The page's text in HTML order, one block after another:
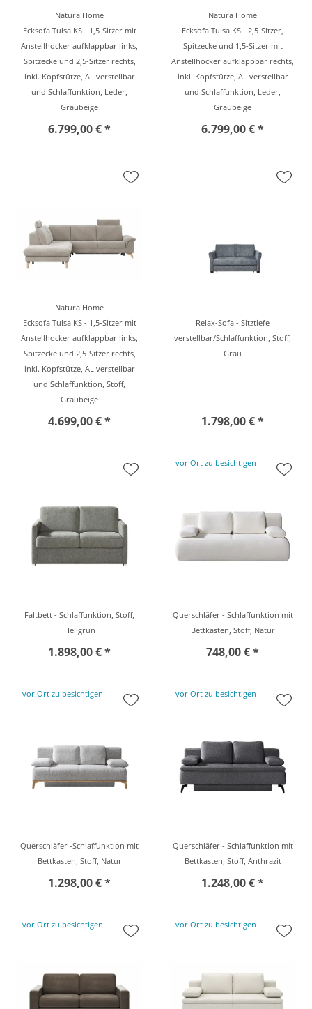
Natura Home
Ecksofa Tulsa KS - 1,5-Sitzer mit
Anstellhocker aufklappbar links,
Spitzecke und 2,5-Sitzer rechts,
inkl. Kopfstütze, AL verstellbar
und Schlaffunktion, Leder,
Graubeige
6.799,00 € *
Natura Home
Ecksofa Tulsa KS - 2,5-Sitzer,
Spitzecke und 1,5-Sitzer mit
Anstellhocker aufklappbar rechts,
inkl. Kopfstütze, AL verstellbar
und Schlaffunktion, Leder,
Graubeige
6.799,00 € *
Natura Home
Ecksofa Tulsa KS - 1,5-Sitzer mit
Anstellhocker aufklappbar links,
Spitzecke und 2,5-Sitzer rechts,
inkl. Kopfstütze, AL verstellbar
und Schlaffunktion, Stoff,
Graubeige
4.699,00 € *
Relax-Sofa - Sitztiefe
verstellbar/Schlaffunktion, Stoff,
Grau
1.798,00 € *
Faltbett - Schlaffunktion, Stoff,
Hellgrün
1.898,00 € *
vor Ort zu besichtigen
Querschläfer - Schlaffunktion mit
Bettkasten, Stoff, Natur
748,00 € *
vor Ort zu besichtigen
Querschläfer -Schlaffunktion mit
Bettkasten, Stoff, Natur
1.298,00 € *
vor Ort zu besichtigen
Querschläfer - Schlaffunktion mit
Bettkasten, Stoff, Anthrazit
1.248,00 € *
vor Ort zu besichtigen vor Ort zu besichtigen